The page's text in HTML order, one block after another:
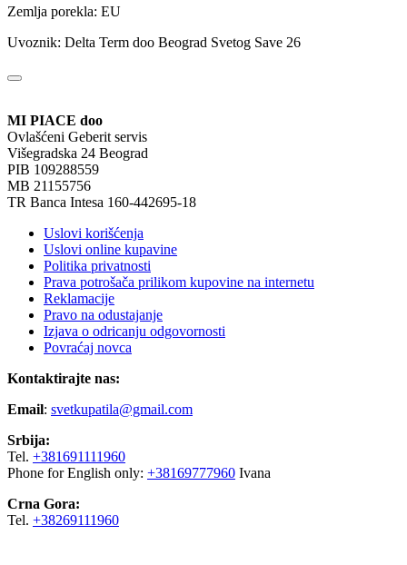
Zemlja porekla: EU
Uvoznik: Delta Term doo Beograd Svetog Save 26
MI PIACE doo
Ovlašćeni Geberit servis
Višegradska 24 Beograd
PIB 109288559
MB 21155756
TR Banca Intesa 160-442695-18
Uslovi korišćenja
Uslovi online kupavine
Politika privatnosti
Prava potrošača prilikom kupovine na internetu
Reklamacije
Pravo na odustajanje
Izjava o odricanju odgovornosti
Povraćaj novca
Kontaktirajte nas:
Email: svetkupatila@gmail.com
Srbija:
Tel. +381691111960
Phone for English only: +38169777960 Ivana
Crna Gora:
Tel. +38269111960